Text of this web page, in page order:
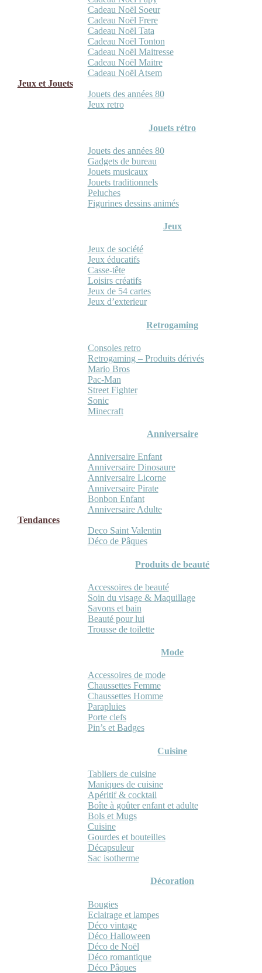
Cadeau Noël Soeur
Cadeau Noël Frere
Cadeau Noël Tata
Cadeau Noël Tonton
Cadeau Noël Maitresse
Cadeau Noël Maitre
Cadeau Noël Atsem
Jeux et Jouets
Jouets des années 80
Jeux retro
Jouets rétro
Jouets des années 80
Gadgets de bureau
Jouets musicaux
Jouets traditionnels
Peluches
Figurines dessins animés
Jeux
Jeux de société
Jeux éducatifs
Casse-tête
Loisirs créatifs
Jeux de 54 cartes
Jeux d’exterieur
Retrogaming
Consoles retro
Retrogaming – Produits dérivés
Mario Bros
Pac-Man
Street Fighter
Sonic
Minecraft
Anniversaire
Anniversaire Enfant
Anniversaire Dinosaure
Anniversaire Licorne
Anniversaire Pirate
Bonbon Enfant
Anniversaire Adulte
Tendances
Deco Saint Valentin
Déco de Pâques
Produits de beauté
Accessoires de beauté
Soin du visage & Maquillage
Savons et bain
Beauté pour lui
Trousse de toilette
Mode
Accessoires de mode
Chaussettes Femme
Chaussettes Homme
Parapluies
Porte clefs
Pin’s et Badges
Cuisine
Tabliers de cuisine
Maniques de cuisine
Apéritif & cocktail
Boîte à goûter enfant et adulte
Bols et Mugs
Cuisine
Gourdes et bouteilles
Décapsuleur
Sac isotherme
Décoration
Bougies
Eclairage et lampes
Déco vintage
Déco Halloween
Déco de Noël
Déco romantique
Déco Pâques